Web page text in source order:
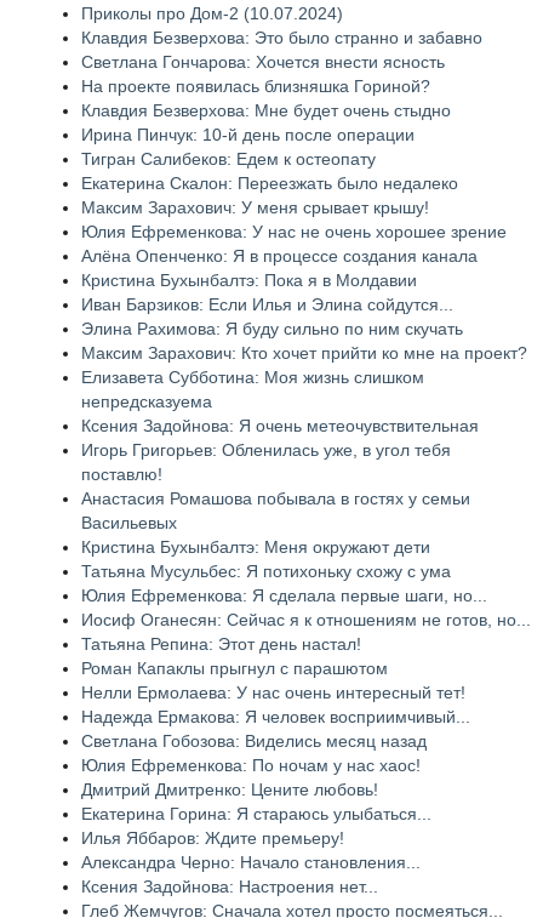
Приколы про Дом-2 (10.07.2024)
Клавдия Безверхова: Это было странно и забавно
Светлана Гончарова: Хочется внести ясность
На проекте появилась близняшка Гориной?
Клавдия Безверхова: Мне будет очень стыдно
Ирина Пинчук: 10-й день после операции
Тигран Салибеков: Едем к остеопату
Екатерина Скалон: Переезжать было недалеко
Максим Зарахович: У меня срывает крышу!
Юлия Ефременкова: У нас не очень хорошее зрение
Алёна Опенченко: Я в процессе создания канала
Кристина Бухынбалтэ: Пока я в Молдавии
Иван Барзиков: Если Илья и Элина сойдутся...
Элина Рахимова: Я буду сильно по ним скучать
Максим Зарахович: Кто хочет прийти ко мне на проект?
Елизавета Субботина: Моя жизнь слишком
непредсказуема
Ксения Задойнова: Я очень метеочувствительная
Игорь Григорьев: Обленилась уже, в угол тебя
поставлю!
Анастасия Ромашова побывала в гостях у семьи
Васильевых
Кристина Бухынбалтэ: Меня окружают дети
Татьяна Мусульбес: Я потихоньку схожу с ума
Юлия Ефременкова: Я сделала первые шаги, но...
Иосиф Оганесян: Сейчас я к отношениям не готов, но...
Татьяна Репина: Этот день настал!
Роман Капаклы прыгнул с парашютом
Нелли Ермолаева: У нас очень интересный тет!
Надежда Ермакова: Я человек восприимчивый...
Светлана Гобозова: Виделись месяц назад
Юлия Ефременкова: По ночам у нас хаос!
Дмитрий Дмитренко: Цените любовь!
Екатерина Горина: Я стараюсь улыбаться...
Илья Яббаров: Ждите премьеру!
Александра Черно: Начало становления...
Ксения Задойнова: Настроения нет...
Глеб Жемчугов: Сначала хотел просто посмеяться...